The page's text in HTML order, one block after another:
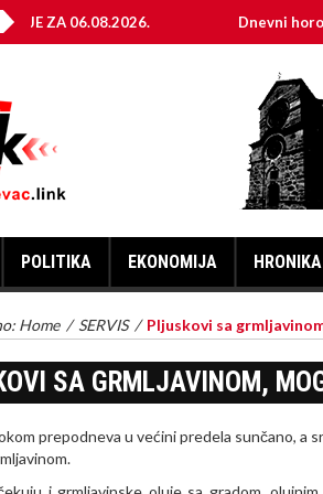
06.08.2026. Dnevni horoskop za
POLITIKA EKONOMIJA HRONIKA
Home / SERVIS / Pljuskovi sa
SA GRMLJAVINOM,
prepodneva u većini predela sunčano, a